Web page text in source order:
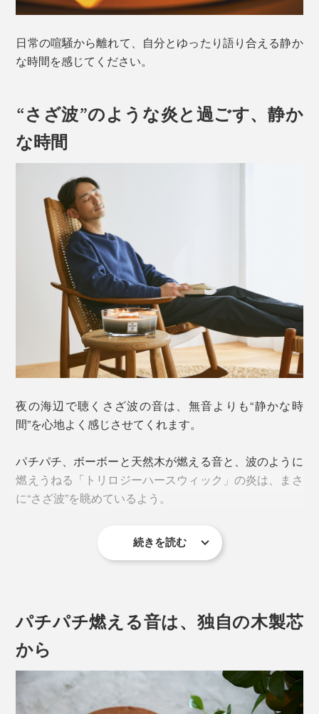
日常の喧騒から離れて、自分とゆったり語り合える静か
な時間を感じてください。
“さざ波”のような炎と過ごす、静か
な時間
夜の海辺で聴くさざ波の音は、無音よりも“静かな時
間”を心地よく感じさせてくれます。
パチパチ、ボーボーと天然木が燃える音と、波のように
燃えうねる「トリロジーハースウィック」の炎は、まさ
に“さざ波”を眺めているよう。
続きを読む
パチパチ燃える音は、独自の木製芯
から